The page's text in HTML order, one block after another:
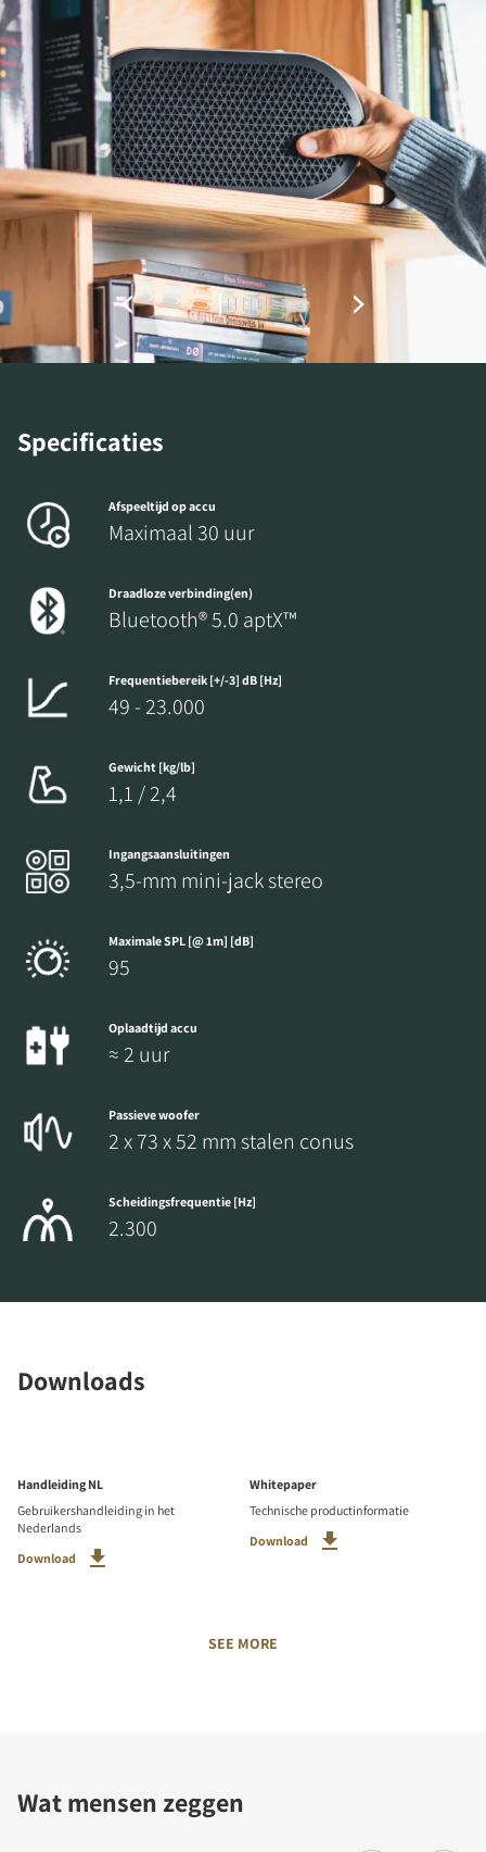
Specificaties
Afspeeltijd op accu
Maximaal 30 uur
Draadloze verbinding(en)
Bluetooth® 5.0 aptX™
Frequentiebereik [+/-3] dB [Hz]
49 - 23.000
Gewicht [kg/lb]
1,1 / 2,4
Ingangsaansluitingen
3,5-mm mini-jack stereo
Maximale SPL [@ 1m] [dB]
95
Oplaadtijd accu
≈ 2 uur
Passieve woofer
2 x 73 x 52 mm stalen conus
Scheidingsfrequentie [Hz]
2.300
Downloads
Handleiding NL
Gebruikershandleiding in het
Nederlands
Download
Whitepaper
Technische productinformatie
Download
SEE MORE
Wat mensen zeggen